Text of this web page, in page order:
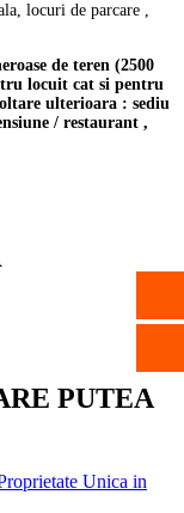
locuri de parcare ,
de teren (2500
locuit cat si pentru
ulterioara : sediu
/ restaurant ,
PUTEA